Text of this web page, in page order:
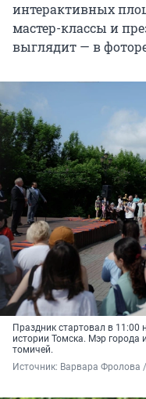
интерактивных
мастер-классы и
выглядит — в
Праздник стартовал в 11:00
истории Томска. Мэр города
томичей.
Источник: Варвара Фролова /